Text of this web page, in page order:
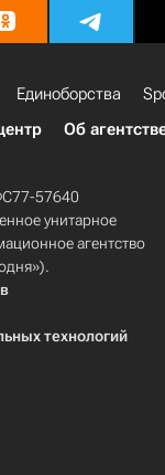
Единоборства
Об
57640
унитарное
агентство
технологий